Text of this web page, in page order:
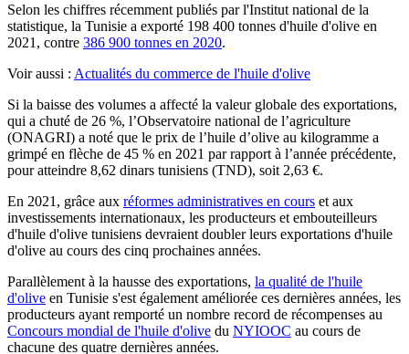
Selon les chiffres récemment publiés par l'Institut national de la
statistique, la Tunisie a exporté 198 400 tonnes d'huile d'olive en
2021, contre 386 900 tonnes en 2020.
Voir aussi : Actualités du commerce de l'huile d'olive
Si la baisse des volumes a affecté la valeur globale des exportations,
qui a chuté de 26 %, l’Observatoire national de l’agriculture
(ONAGRI) a noté que le prix de l’huile d’olive au kilogramme a
grimpé en flèche de 45 % en 2021 par rapport à l’année précédente,
pour atteindre 8,62 dinars tunisiens (TND), soit 2,63 €.
En 2021, grâce aux réformes administratives en cours et aux
investissements internationaux, les producteurs et embouteilleurs
d'huile d'olive tunisiens devraient doubler leurs exportations d'huile
d'olive au cours des cinq prochaines années.
Parallèlement à la hausse des exportations, la qualité de l'huile
d'olive en Tunisie s'est également améliorée ces dernières années, les
producteurs ayant remporté un nombre record de récompenses au
Concours mondial de l'huile d'olive du NYIOOC au cours de
chacune des quatre dernières années.